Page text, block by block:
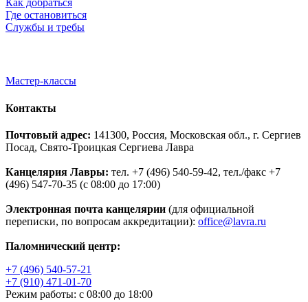
Где остановиться
Службы и требы
Мастер-классы
Контакты
Почтовый адрес: 141300, Россия, Московская обл., г. Сергиев
Посад, Свято-Троицкая Сергиева Лавра
Канцелярия Лавры: тел. +7 (496) 540-59-42, тел./факс +7
(496) 547-70-35 (с 08:00 до 17:00)
Электронная почта канцелярии (для официальной
переписки, по вопросам аккредитации): office@lavra.ru
Паломнический центр:
+7 (496) 540-57-21
+7 (910) 471-01-70
Режим работы: с 08:00 до 18:00